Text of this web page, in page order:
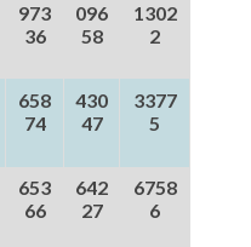
973
36
096
58
1302
2
658
74
430
47
3377
5
653
66
642
27
6758
6